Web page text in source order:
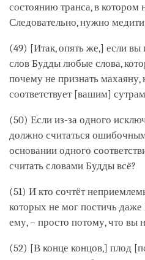
состоянию транса, в котором
Следовательно, нужно
(49) [Итак, опять же,] если вы
слов Будды любые слова,
почему не признать махаяну,
соответствует [вашим]
(50) Если из-за одного
должно считаться
основании одного
считать словами Будды всё?
(51) И кто сочтёт
которых не мог постичь
ему, – просто потому, что вы
(52) [В конце концов,] плод